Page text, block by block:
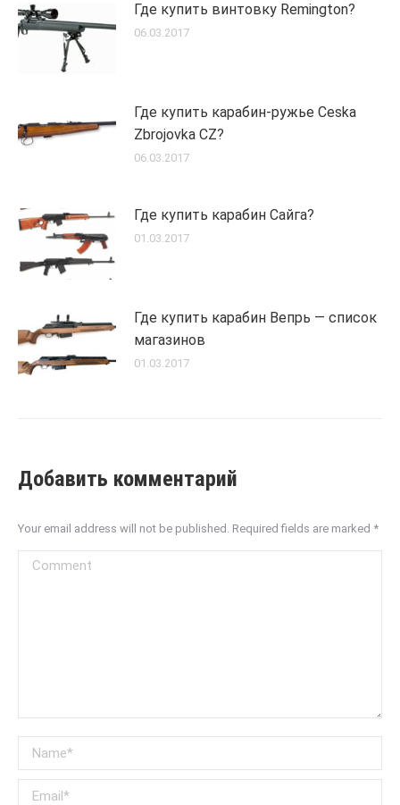
Где купить винтовку Remington?
06.03.2017
Где купить карабин-ружье Ceska
Zbrojovka CZ?
06.03.2017
Где купить карабин Сайга?
01.03.2017
Где купить карабин Вепрь — список
магазинов
01.03.2017
Добавить комментарий
Your email address will not be published. Required fields are marked *
Comment
Name *
Email *